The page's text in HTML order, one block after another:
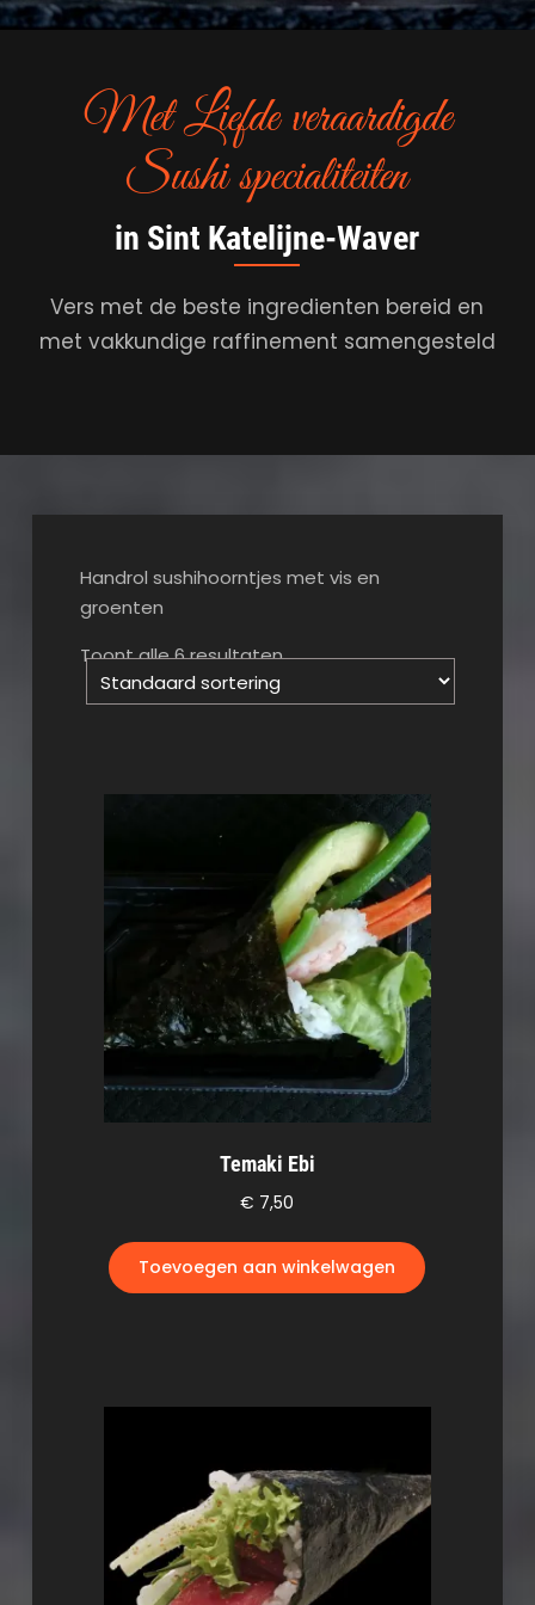
Met Liefde veraardigde
Sushi specialiteiten
in Sint Katelijne-Waver
Vers met de beste ingredienten bereid en
met vakkundige raffinement samengesteld
Handrol sushihoorntjes met vis en
groenten
Toont alle 6 resultaten
Temaki Ebi
€ 7,50
Toevoegen aan winkelwagen